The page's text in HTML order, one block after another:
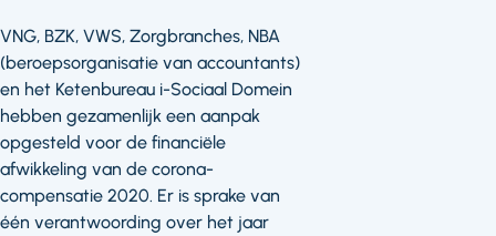
VNG, BZK, VWS, Zorgbranches, NBA
(beroepsorganisatie van accountants)
en het Ketenbureau i-Sociaal Domein
hebben gezamenlijk een aanpak
opgesteld voor de financiële
afwikkeling van de corona-
compensatie 2020. Er is sprake van
één verantwoording over het jaar